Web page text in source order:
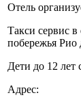
Отель
Такси сервис
побережья Рио
Дети до 12 лет
Адрес: